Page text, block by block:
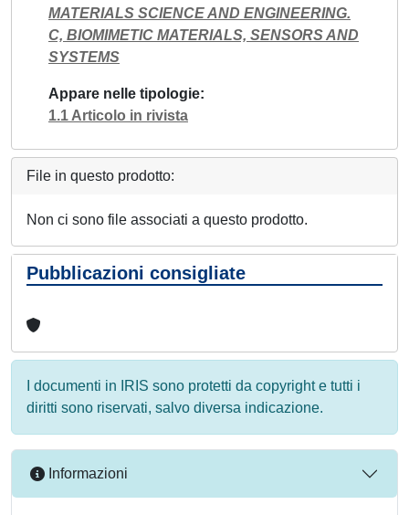
MATERIALS SCIENCE AND ENGINEERING.
C, BIOMIMETIC MATERIALS, SENSORS AND
SYSTEMS
Appare nelle tipologie
1.1 Articolo in rivista
File in questo prodotto:
Non ci sono file associati a questo prodotto.
Pubblicazioni consigliate
I documenti in IRIS sono protetti da copyright e tutti i
diritti sono riservati, salvo diversa indicazione.
Informazioni